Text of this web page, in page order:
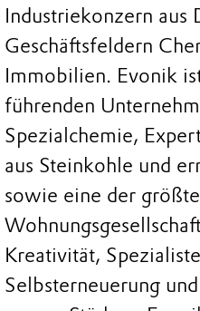
Industriekonzern aus
Geschäftsfeldern
Immobilien. Evonik
führenden
Spezialchemie,
aus Steinkohle und
sowie eine der
Kreativität,
Selbsterneuerung